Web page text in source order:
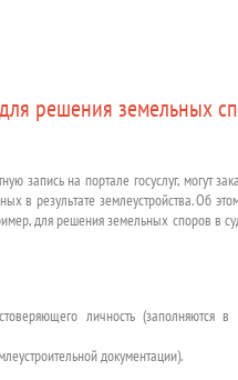
решения земельных
запись на портале госуслуг, могут
в результате землеустройства. Об
для решения земельных споров в
личность (заполняются в
документации).